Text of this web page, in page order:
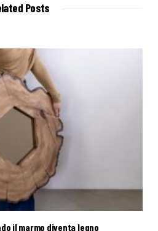
Posts
il marmo diventa legno